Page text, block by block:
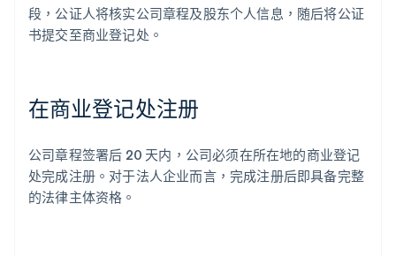
段，公证人将核实公司章程及股东个人信息，随后将公证
书提交至商业登记处。
在商业登记处注册
公司章程签署后 20 天内，公司必须在所在地的商业登记
处完成注册。对于法人企业而言，完成注册后即具备完整
的法律主体资格。